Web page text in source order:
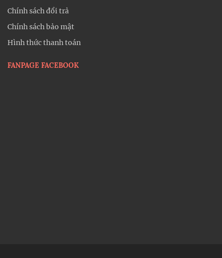
Chính sách đổi trả
Chính sách bảo mật
Hình thức thanh toán
FANPAGE FACEBOOK